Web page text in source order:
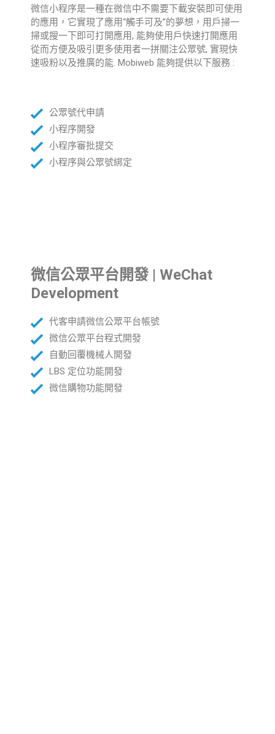
微信小程序是一種在微信中不需要下載安裝即可使用
的應用，它實現了應用“觸手可及”的夢想，用戶掃一
掃或搜一下即可打開應用, 能夠使用戶快速打開應用
從而方便及吸引更多使用者一拼關注公眾號, 實現快
速吸粉以及推廣的能. Mobiweb 能夠提供以下服務 :
公眾號代申請
小程序開發
小程序審批提交
小程序與公眾號綁定
微信公眾平台開發 | WeChat
Development
代客申請微信公眾平台帳號
微信公眾平台程式開發
自動回覆機械人開發
LBS 定位功能開發
微信購物功能開發